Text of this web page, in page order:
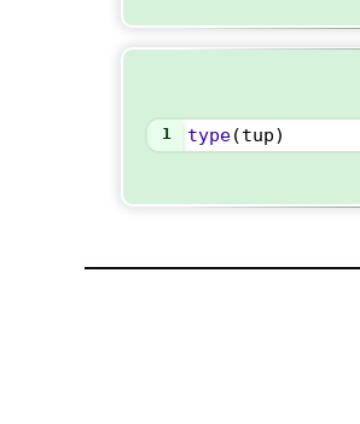
1 type(tup)